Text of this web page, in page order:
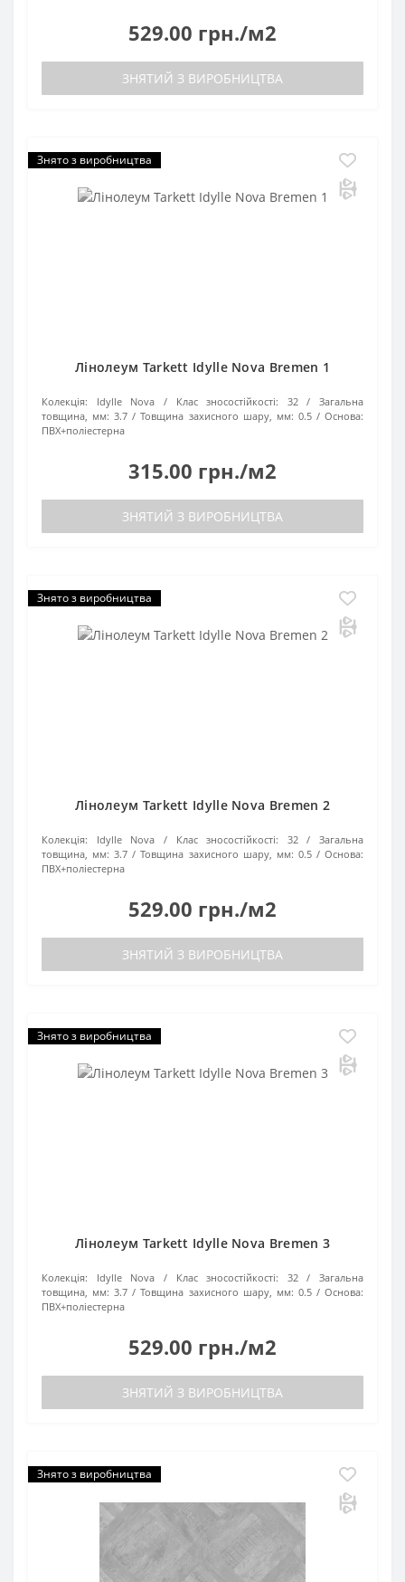
529.00 грн./м2
ЗНЯТИЙ З ВИРОБНИЦТВА
Знято з виробництва
Лінолеум Tarkett Idylle Nova Bremen 1
Колекція: Idylle Nova Клас зносостійкості: 32
Загальна
товщина, мм: 3.7 Товщина захисного шару, мм: 0.5
Основа:
ПВХ+поліестерна
315.00 грн./м2
ЗНЯТИЙ З ВИРОБНИЦТВА
Знято з виробництва
Лінолеум Tarkett Idylle Nova Bremen 2
Колекція: Idylle Nova Клас зносостійкості: 32
Загальна
товщина, мм: 3.7 Товщина захисного шару, мм: 0.5
Основа:
ПВХ+поліестерна
529.00 грн./м2
ЗНЯТИЙ З ВИРОБНИЦТВА
Знято з виробництва
Лінолеум Tarkett Idylle Nova Bremen 3
Колекція: Idylle Nova Клас зносостійкості: 32
Загальна
товщина, мм: 3.7 Товщина захисного шару, мм: 0.5
Основа:
ПВХ+поліестерна
529.00 грн./м2
ЗНЯТИЙ З ВИРОБНИЦТВА
Знято з виробництва